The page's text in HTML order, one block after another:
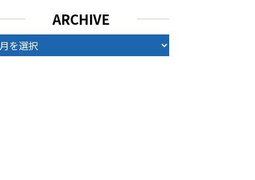
ARCHIVE
ARCHIVE